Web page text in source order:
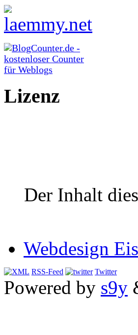
Lizenz
Der Inhalt
Webdesign
RSS-Feed Twitter
Powered by s9y